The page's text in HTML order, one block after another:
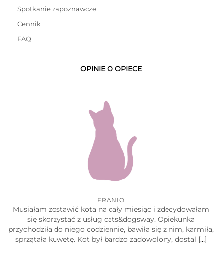
Spotkanie zapoznawcze
Cennik
FAQ
OPINIE O OPIECE
FRANIO
Musiałam zostawić kota na cały miesiąc i zdecydowałam
się skorzystać z usług cats&dogsway. Opiekunka
przychodziła do niego codziennie, bawiła się z nim, karmiła,
sprzątała kuwetę. Kot był bardzo zadowolony, dostal […]